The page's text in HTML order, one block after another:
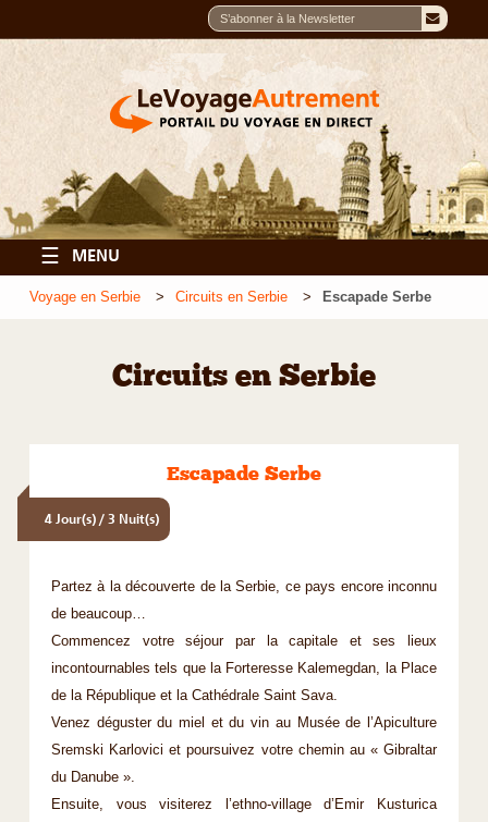
☰ MENU
Voyage en Serbie Circuits en Serbie Escapade Serbe
Circuits en Serbie
Escapade Serbe
4 Jour(s) / 3 Nuit(s)
Partez à la découverte de la Serbie, ce pays encore inconnu
de beaucoup…
Commencez votre séjour par la capitale et ses lieux
incontournables tels que la Forteresse Kalemegdan, la Place
de la République et la Cathédrale Saint Sava.
Venez déguster du miel et du vin au Musée de l’Apiculture
Sremski Karlovici et poursuivez votre chemin au « Gibraltar
du Danube ».
Ensuite, vous visiterez l’ethno-village d’Emir Kusturica